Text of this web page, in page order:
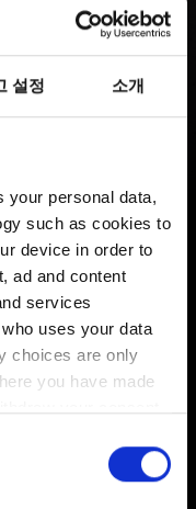
설정 소개
your personal data,
such as cookies to
device in order to
ad and content
services
uses your data
choices are only
you have made
니다. 유형별로
음과 같습니다.
파일은 이 제한에